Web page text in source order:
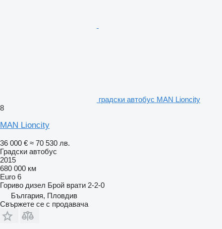
градски автобус MAN Lioncity
8
MAN Lioncity
36 000 € ≈ 70 530 лв.
Градски автобус
2015
680 000 км
Euro 6
Гориво дизел Брой врати 2-2-0
България, Пловдив
Свържете се с продавача